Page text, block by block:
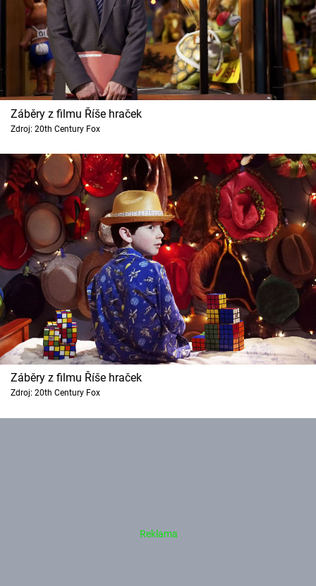
Záběry z filmu Říše hraček
Zdroj: 20th Century Fox
Záběry z filmu Říše hraček
Zdroj: 20th Century Fox